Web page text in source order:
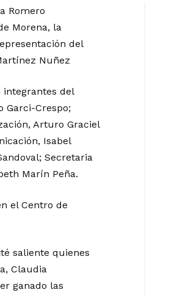
Romero
Morena, la
del
Nuñez
integrantes del
Garci-Crespo;
Arturo Graciel
Isabel
Secretaria
Marín Peña.
el Centro de
saliente quienes
Claudia
ganado las